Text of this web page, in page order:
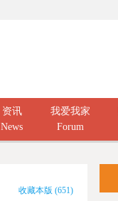
资讯
News
我爱我家
Forum
收藏本版 (651)